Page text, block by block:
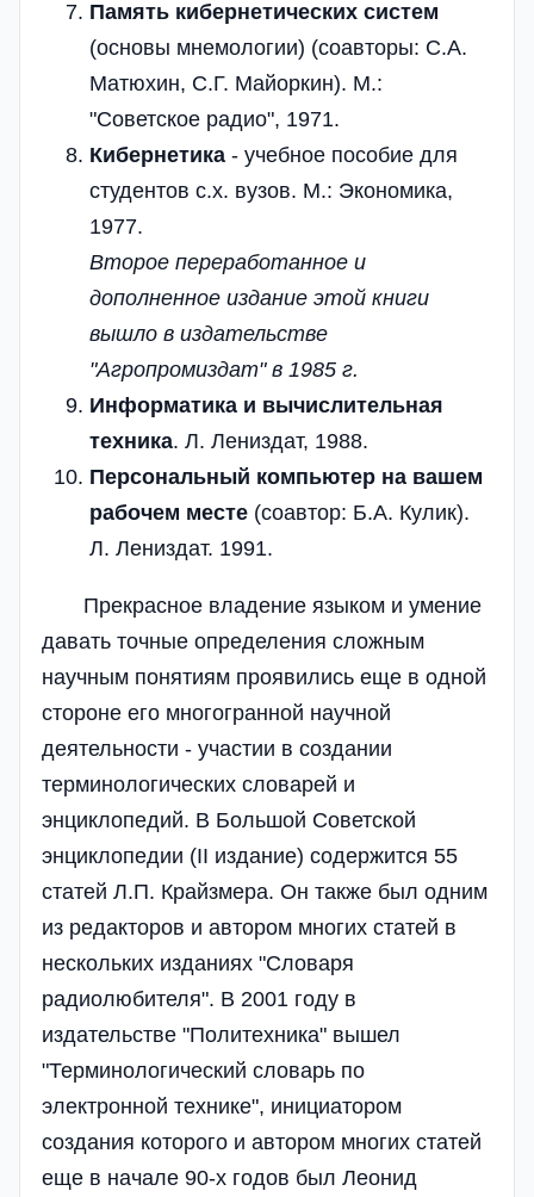
Память кибернетических систем
(основы мнемологии) (соавторы: С.А.
Матюхин, С.Г. Майоркин). М.:
"Советское радио", 1971.
Кибернетика - учебное пособие для
студентов с.х. вузов. М.: Экономика,
1977.
Второе переработанное и
дополненное издание этой книги
вышло в издательстве
"Агропромиздат" в 1985 г.
Информатика и вычислительная
техника. Л. Лениздат, 1988.
Персональный компьютер на вашем
рабочем месте (соавтор: Б.А. Кулик).
Л. Лениздат. 1991.
Прекрасное владение языком и умение
давать точные определения сложным
научным понятиям проявились еще в одной
стороне его многогранной научной
деятельности - участии в создании
терминологических словарей и
энциклопедий. В Большой Советской
энциклопедии (II издание) содержится 55
статей Л.П. Крайзмера. Он также был одним
из редакторов и автором многих статей в
нескольких изданиях "Словаря
радиолюбителя". В 2001 году в
издательстве "Политехника" вышел
"Терминологический словарь по
электронной технике", инициатором
создания которого и автором многих статей
еще в начале 90-х годов был Леонид